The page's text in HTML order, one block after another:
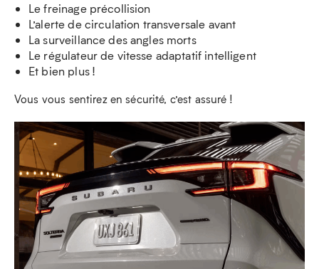
Le freinage précollision
L’alerte de circulation transversale avant
La surveillance des angles morts
Le régulateur de vitesse adaptatif intelligent
Et bien plus !
Vous vous sentirez en sécurité, c’est assuré !